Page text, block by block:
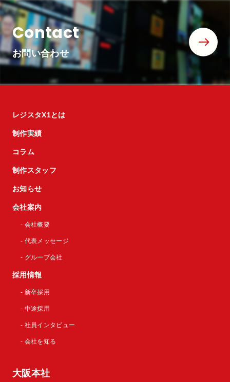
Contact
お問い合わせ
レジスタX1とは
制作実績
コラム
制作スタッフ
お知らせ
会社案内
- 会社概要
- 代表メッセージ
- グループ会社
採用情報
- 新卒採用
- 中途採用
- 社員インタビュー
- 会社を知る
大阪本社